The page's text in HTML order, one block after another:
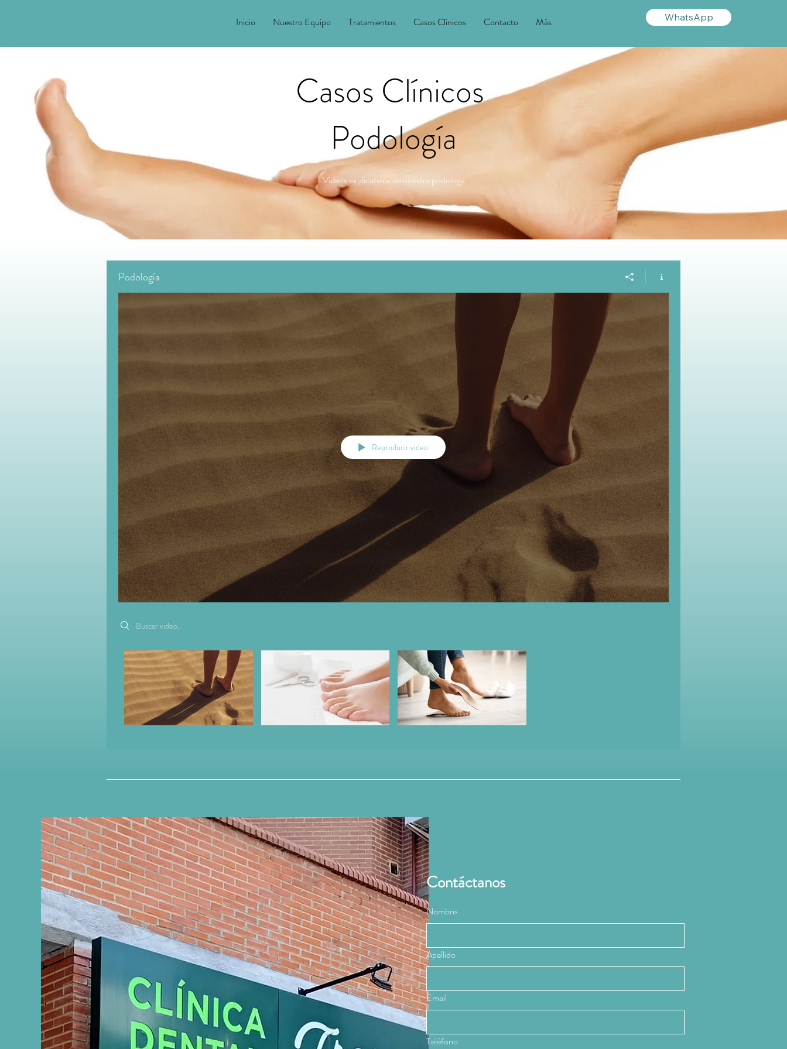
Inicio Nuestro Equipo Tratamientos Casos Clínicos Contacto Más WhatsApp
Casos Clínicos
Podología
Vídeos explicativos de nuestra podóloga
Podología
Reproducir video
Search videos
Contáctanos
Nombre
Apellido
Email
Teléfono